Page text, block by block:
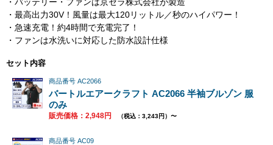
・最高出力30V！風量は最大120リットル／秒のハイパワー！
・急速充電！約4時間で充電完了！
・ファンは水洗いに対応した防水設計仕様
セット内容
商品番号 AC2066
バートルエアークラフト AC2066 半袖ブルゾン 服
のみ
販売価格：2,948円 （税込：3,243円）〜
商品番号 AC09